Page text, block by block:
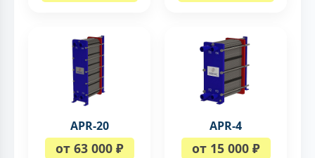
APR-20
от 63 000 ₽
APR-4
от 15 000 ₽